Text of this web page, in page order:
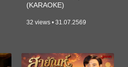
(KARAOKE)
32 views • 31.07.2569